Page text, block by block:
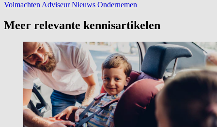
VolmachtenAdviseurNieuws Ondernemen
Meer relevante kennisartikelen